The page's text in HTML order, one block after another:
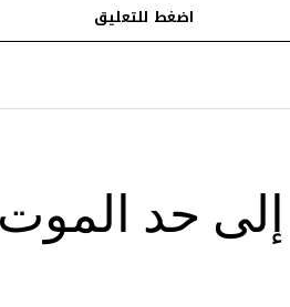
اضغط للتعليق
حد